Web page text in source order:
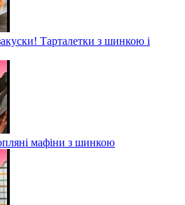
Тарталетки з шинкою і
мафіни з шинкою